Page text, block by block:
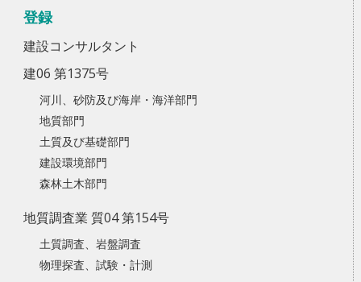
登録
建設コンサルタント
建06 第1375号
河川、砂防及び海岸・海洋部門
地質部門
土質及び基礎部門
建設環境部門
森林土木部門
地質調査業 質04 第154号
土質調査、岩盤調査
物理探査、試験・計測